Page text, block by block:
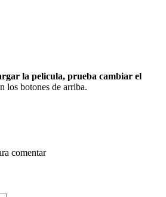
la pelicula, prueba cambiar el
los botones de arriba.
comentar